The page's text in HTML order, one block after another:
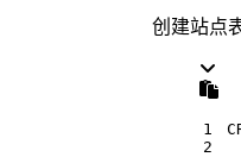
创建站点
1
2